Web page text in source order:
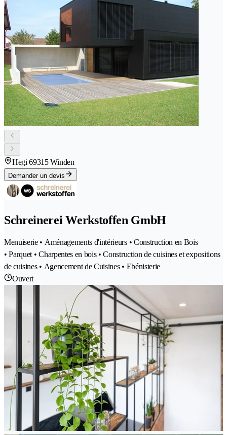
Hegi 69315 Winden
Demander un devis
Schreinerei Werkstoffen GmbH
Menuiserie • Aménagements d'intérieurs • Construction en Bois
• Parquet • Charpentes en bois • Construction de cuisines et expositions
de cuisines • Agencement de Cuisines • Ebénisterie
Ouvert